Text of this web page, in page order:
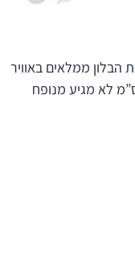
הבלון ממלאים באוויר